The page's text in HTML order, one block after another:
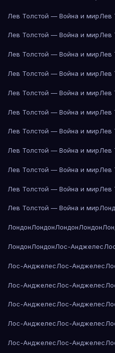
Лев Толстой — Война и мирЛев
Лев Толстой — Война и мирЛев
Лев Толстой — Война и мирЛев
Лев Толстой — Война и мирЛев
Лев Толстой — Война и мирЛев
Лев Толстой — Война и мирЛев
Лев Толстой — Война и мирЛев
Лев Толстой — Война и мирЛев
Лев Толстой — Война и мирЛев
Лев Толстой — Война и мирЛев
Лев Толстой — Война и мир
ЛондонЛондонЛондонЛондон
ЛондонЛондонЛос-Анджелес
Лос-АнджелесЛос-Анджелес
Лос-АнджелесЛос-Анджелес
Лос-АнджелесЛос-Анджелес
Лос-АнджелесЛос-Анджелес
Лос-АнджелесЛос-Анджелес